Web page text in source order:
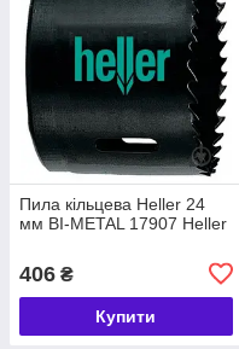
Пила кільцева Heller 24
мм BI-METAL 17907 Heller
406 ₴
Купити